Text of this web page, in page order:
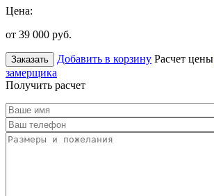
Цена:
от 39 000 руб.
Заказать Добавить в корзину Расчет цены
замерщика
Получить расчет